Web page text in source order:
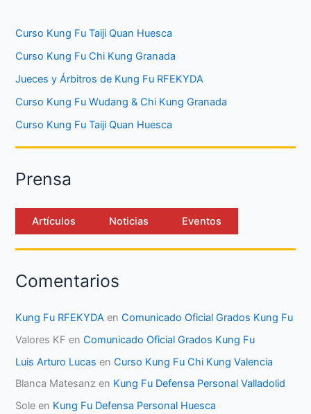
Curso Kung Fu Taiji Quan Huesca
Curso Kung Fu Chi Kung Granada
Jueces y Árbitros de Kung Fu RFEKYDA
Curso Kung Fu Wudang & Chi Kung Granada
Curso Kung Fu Taiji Quan Huesca
Prensa
Artículos Noticias Eventos
Comentarios
Kung Fu RFEKYDA enComunicado Oficial Grados Kung Fu
Valores KF enComunicado Oficial Grados Kung Fu
Luis Arturo Lucas enCurso Kung Fu Chi Kung Valencia
Blanca Matesanz en Kung Fu Defensa Personal Valladolid
Sole en Kung Fu Defensa Personal Huesca